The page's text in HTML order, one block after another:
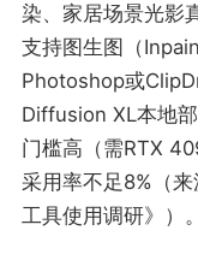
染、家居场景光影
支持图生图（
Photoshop或
Diffusion XL本地
门槛高（需RTX
采用率不足8%（
工具使用调研》）。